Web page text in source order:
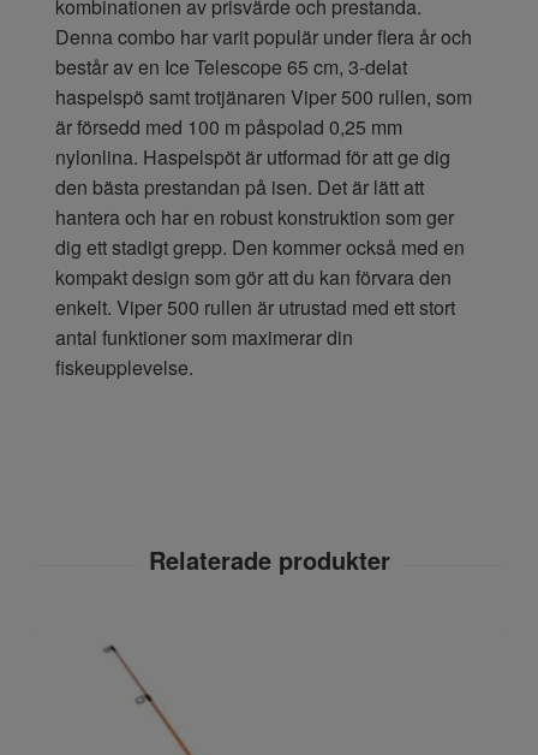
kombinationen av prisvärde och prestanda.
Denna combo har varit populär under flera år och
består av en Ice Telescope 65 cm, 3-delat
haspelspö samt trotjänaren Viper 500 rullen, som
är försedd med 100 m påspolad 0,25 mm
nylonlina. Haspelspöt är utformad för att ge dig
den bästa prestandan på isen. Det är lätt att
hantera och har en robust konstruktion som ger
dig ett stadigt grepp. Den kommer också med en
kompakt design som gör att du kan förvara den
enkelt. Viper 500 rullen är utrustad med ett stort
antal funktioner som maximerar din
fiskeupplevelse.